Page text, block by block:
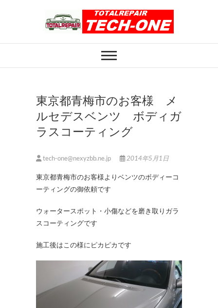
ホイール修理のト
ータルリペアテッ
クワン
東京都青梅市のお客様 メ
ルセデスベンツ ボディガ
ラスコーティング
tech-one@nexyzbb.ne.jp 2014年5月1日
東京都青梅市のお客様よりベンツのボディーコ
ーティングの御依頼です
ウォータースポット・小傷などを磨き取りガラ
スコーティングです
施工後はこの様にピカピカです